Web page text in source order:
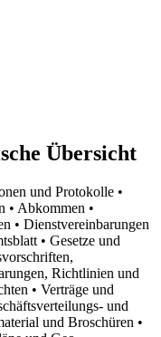
Übersicht
und Protokolle •
• Abkommen •
• Dienstvereinbarungen
• Gesetze und
Richtlinien und
• Verträge und
und
und Broschüren •